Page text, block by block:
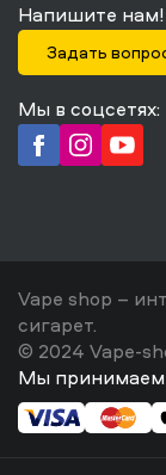
Напишите нам!
Задать
Мы в соцсетях:
Vape shop –
сигарет.
© 2024 Vape-
Мы принимаем